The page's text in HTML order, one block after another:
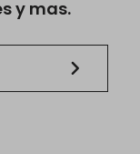
y mas.